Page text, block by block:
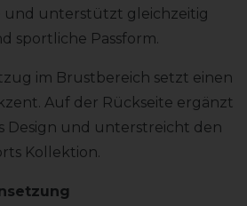
und unterstützt gleichzeitig
sportliche Passform.
im Brustbereich setzt einen
Auf der Rückseite ergänzt
Design und unterstreicht den
Kollektion.